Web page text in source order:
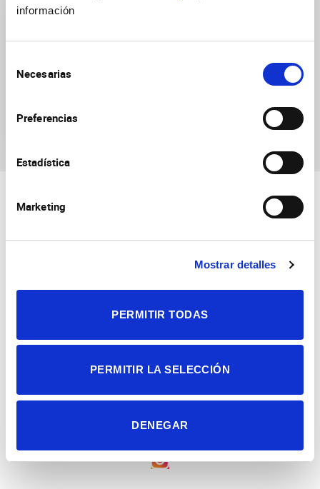
información
Necesarias
Preferencias
Estadística
Marketing
Mostrar detalles
PERMITIR TODAS
PERMITIR LA SELECCIÓN
DENEGAR
neuronal axon myelination
Consejo Superior de Investigaciones Científicas
Campus de San Juan | Sant Joan d’Alacant
Contacto